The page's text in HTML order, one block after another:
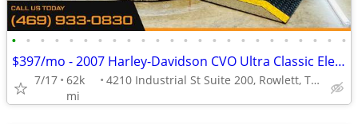
• • • • • • • • • • • • • • • • • • • • • • • •
$397/mo - 2007 Harley-Davidson CVO Ultra Classic Electra Glide
7/17 62k
mi
4210 Industrial St Suite 200, Rowlett, TX 75088